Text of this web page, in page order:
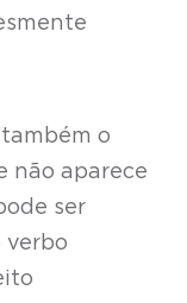
o
não aparece
ser
verbo